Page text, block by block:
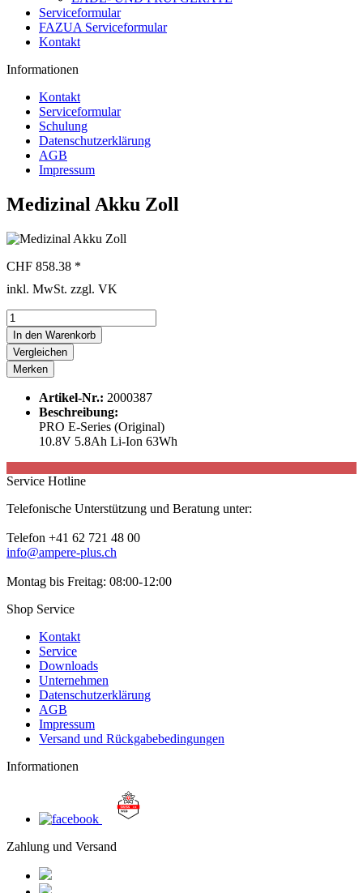
Serviceformular
FAZUA Serviceformular
Kontakt
Informationen
Kontakt
Serviceformular
Schulung
Datenschutzerklärung
AGB
Impressum
Medizinal Akku Zoll
CHF 858.38 *
inkl. MwSt. zzgl. VK
In den Warenkorb
Vergleichen
Merken
Artikel-Nr.: 2000387
Beschreibung:
PRO E-Series (Original)
10.8V 5.8Ah Li-Ion 63Wh
Service Hotline
Telefonische Unterstützung und Beratung unter:
Telefon +41 62 721 48 00
info@ampere-plus.ch
Montag bis Freitag: 08:00-12:00
Shop Service
Kontakt
Service
Downloads
Unternehmen
Datenschutzerklärung
AGB
Impressum
Versand und Rückgabebedingungen
Informationen
Zahlung und Versand